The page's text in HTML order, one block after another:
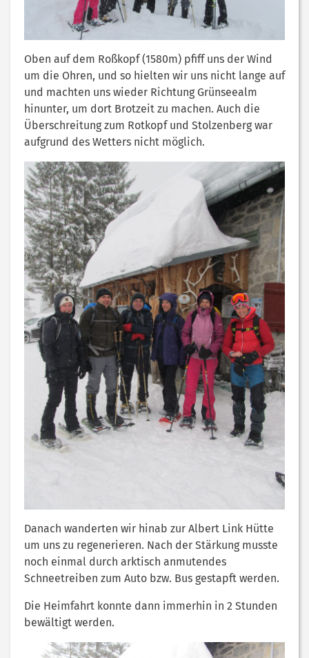
Oben auf dem Roßkopf (1580m) pfiff uns der Wind
um die Ohren, und so hielten wir uns nicht lange auf
und machten uns wieder Richtung Grünseealm
hinunter, um dort Brotzeit zu machen. Auch die
Überschreitung zum Rotkopf und Stolzenberg war
aufgrund des Wetters nicht möglich.
Danach wanderten wir hinab zur Albert Link Hütte
um uns zu regenerieren. Nach der Stärkung musste
noch einmal durch arktisch anmutendes
Schneetreiben zum Auto bzw. Bus gestapft werden.
Die Heimfahrt konnte dann immerhin in 2 Stunden
bewältigt werden.